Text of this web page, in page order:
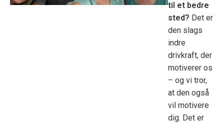
til et bedre
sted? Det er
den slags
indre
drivkraft, der
motiverer os
– og vi tror,
at den også
vil motivere
dig. Det er